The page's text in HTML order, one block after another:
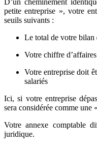
D’un cheminement
petite entreprise », votre
seuils suivants :
Le total de votre
Votre chiffre
Votre entreprise doit
salariés
Ici, si votre entreprise
sera considérée comme une
Votre annexe comptable
juridique.